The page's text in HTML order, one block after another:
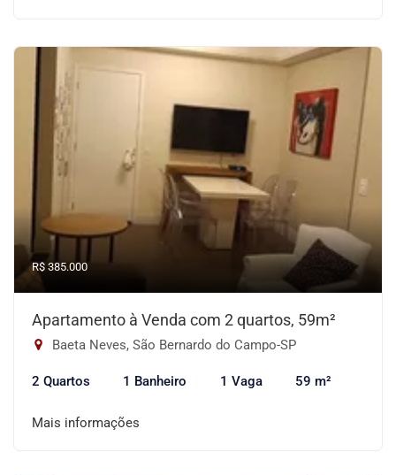
R$ 385.000
Apartamento à Venda com 2 quartos, 59m²
Baeta Neves, São Bernardo do Campo-SP
2 Quartos 1 Banheiro 1 Vaga 59 m²
Mais informações